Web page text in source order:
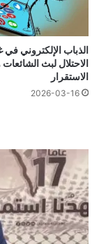
الذباب الإلكتروني في
الاحتلال لبث
الاستقرار
2026-03-16